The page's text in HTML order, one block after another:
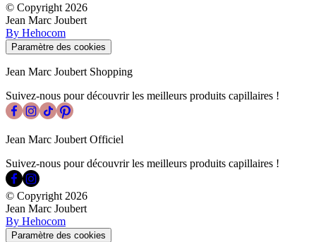
© Copyright 2026
Jean Marc Joubert
By Hehocom
Paramètre des cookies
Jean Marc Joubert Shopping
Suivez-nous pour découvrir les meilleurs produits capillaires !
Jean Marc Joubert Officiel
Suivez-nous pour découvrir les meilleurs produits capillaires !
© Copyright 2026
Jean Marc Joubert
By Hehocom
Paramètre des cookies